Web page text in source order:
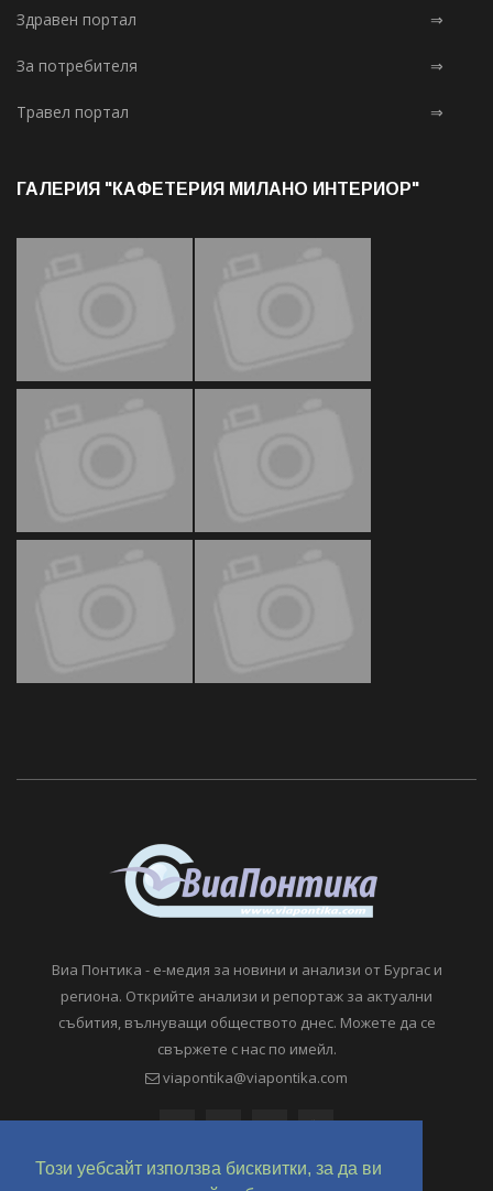
Този уебсайт използва бисквитки, за да ви
Здравен портал ⇒
За потребителя ⇒
Травел портал ⇒
ГАЛЕРИЯ "КАФЕТЕРИЯ МИЛАНО ИНТЕРИОР"
Виа Понтика - е-медия за новини и анализи от Бургас и
региона. Открийте анализи и репортаж за актуални
събития, вълнуващи обществото днес. Можете да се
свържете с нас по имейл.
viapontika@viapontika.com